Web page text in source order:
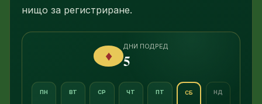
нищо за регистриране.
♦
ДНИ ПОДРЕД
5
ПН ВТ СР ЧТ ПТ СБ НД